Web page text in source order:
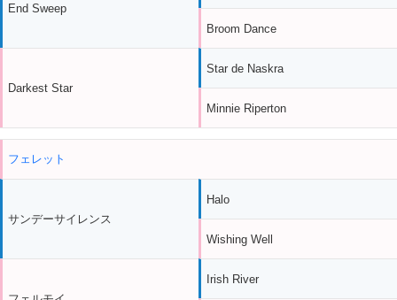
End Sweep
Darkest Star
Broom Dance
Star de Naskra
Minnie Riperton
フェレット
サンデーサイレンス
Halo
Wishing Well
Irish River